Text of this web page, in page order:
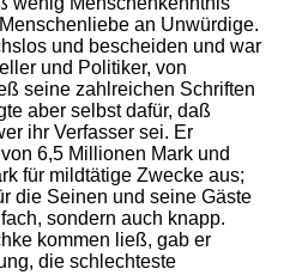
an Unwürdige.
und bescheiden und war
und Politiker, von
seine zahlreichen Schriften
aber selbst dafür, daß
ihr Verfasser sei. Er
6,5 Millionen Mark und
für mildtätige Zwecke aus;
die Seinen und seine Gäste
sondern auch knapp.
kommen ließ, gab er
die schlechteste